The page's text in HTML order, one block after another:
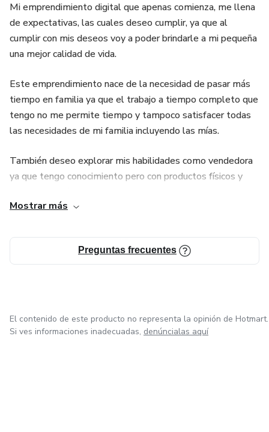
• Relaciones nuevas o de larga duración
• Adultos que buscan intimidad sin vulgaridad
Mi emprendimiento digital que apenas comienza, me llena
de expectativas, las cuales deseo cumplir, ya que al
cumplir con mis deseos voy a poder brindarle a mi pequeña
una mejor calidad de vida.
Este emprendimiento nace de la necesidad de pasar más
tiempo en familia ya que el trabajo a tiempo completo que
tengo no me permite tiempo y tampoco satisfacer todas
las necesidades de mi familia incluyendo las mías.
También deseo explorar mis habilidades como vendedora
ya que tengo conocimiento pero con productos físicos y
Mostrar más
Preguntas frecuentes
El contenido de este producto no representa la opinión de Hotmart.
Si ves informaciones inadecuadas, denúncialas aquí